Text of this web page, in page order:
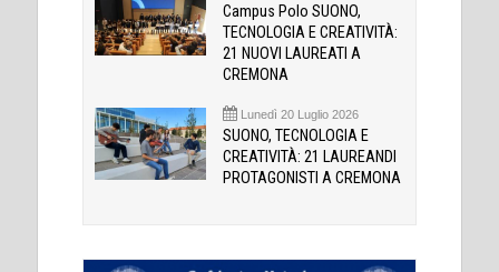
Campus Polo SUONO,
TECNOLOGIA E CREATIVITÀ:
21 NUOVI LAUREATI A
CREMONA
Lunedì 20 Luglio 2026
SUONO, TECNOLOGIA E
CREATIVITÀ: 21 LAUREANDI
PROTAGONISTI A CREMONA